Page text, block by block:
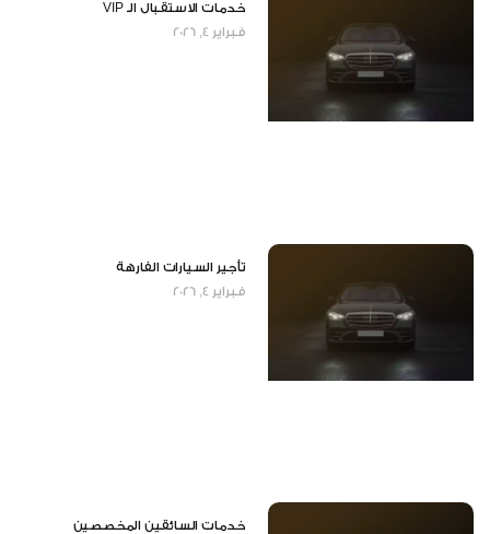
خدمات الاستقبال الـ VIP
فبراير 4, 2026
تأجير السيارات الفارهة
فبراير 4, 2026
خدمات السائقين المخصصين